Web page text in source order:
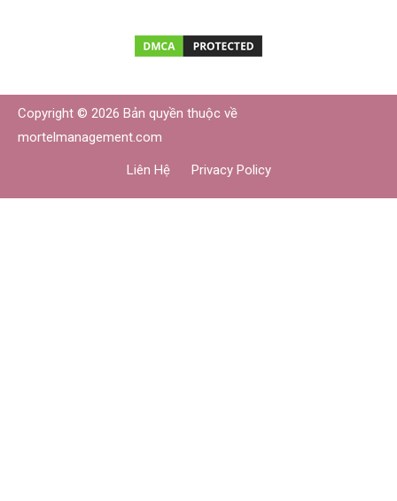
Copyright © 2026 Bản quyền thuộc về
mortelmanagement.com
Liên Hệ Privacy Policy